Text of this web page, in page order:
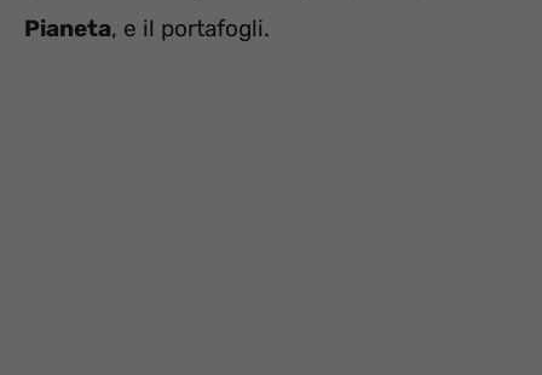
Pianeta, e il portafogli.